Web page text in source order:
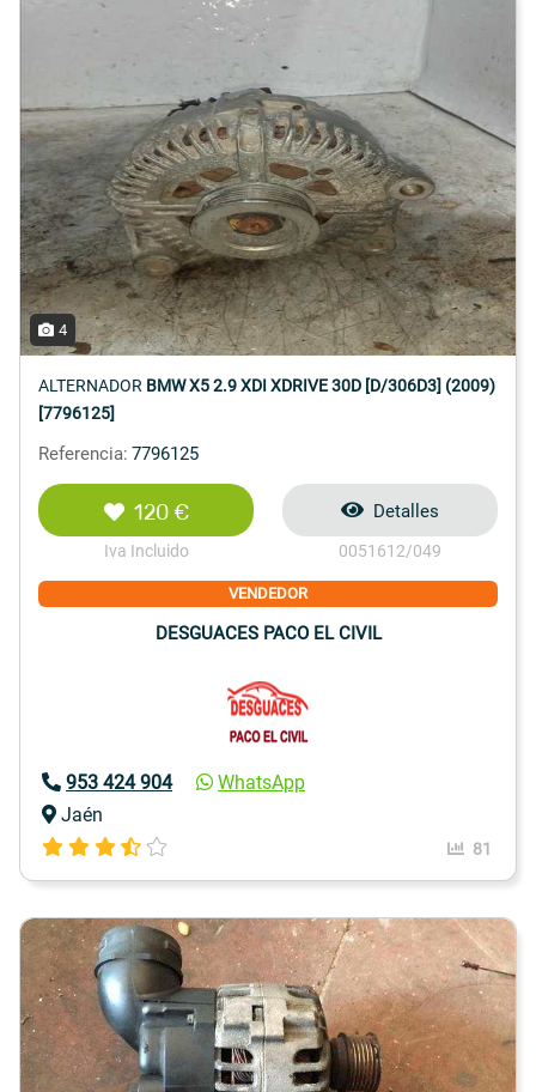
4
ALTERNADOR BMW X5 2.9 XDI XDRIVE 30D [D/306D3] (2009)
[7796125]
Referencia: 7796125
120 €
Iva Incluido
Detalles
0051612/049
VENDEDOR
DESGUACES PACO EL CIVIL
953 424 904
WhatsApp
Jaén
81